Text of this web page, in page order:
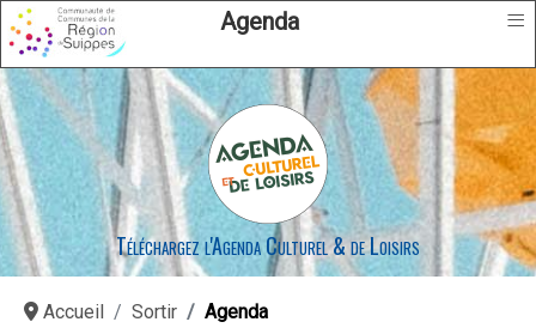
Agenda ≡
Téléchargez l'Agenda Culturel & de Loisirs
Accueil Sortir Agenda